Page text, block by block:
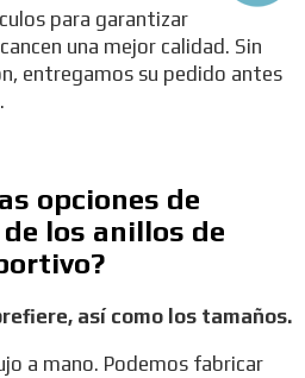
para garantizar
una mejor calidad. Sin
entregamos su pedido antes
opciones de
los anillos de
así como los tamaños.
a mano. Podemos fabricar